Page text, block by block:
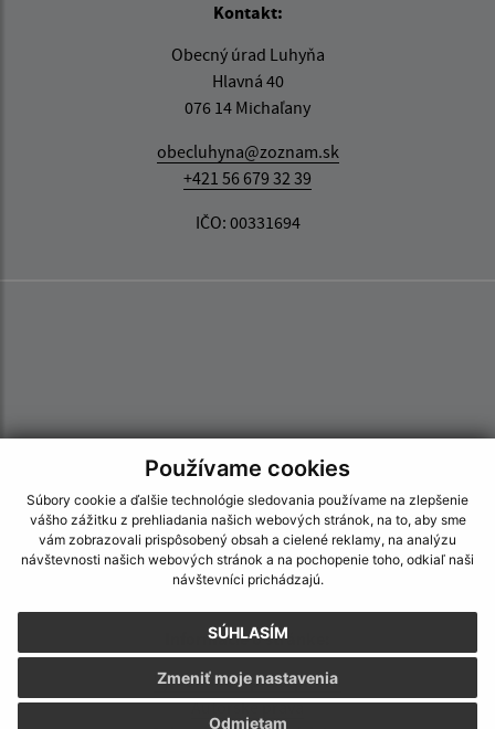
Používame cookies
Súbory cookie a ďalšie technológie sledovania používame na zlepšenie
vášho zážitku z prehliadania našich webových stránok, na to, aby sme
vám zobrazovali prispôsobený obsah a cielené reklamy, na analýzu
návštevnosti našich webových stránok a na pochopenie toho, odkiaľ naši
návštevníci prichádzajú.
SÚHLASÍM
Odmietam
Zmeniť moje nastavenia
Kontakt:
Obecný úrad Luhyňa
Hlavná 40
076 14 Michaľany
obecluhyna@zoznam.sk
+421 56 679 32 39
IČO: 00331694
Informácie o stránke:
Vyhlásenie o prístupnosti
Autorské práva